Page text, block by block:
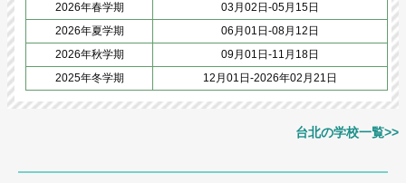
2026年春学期
03月02日-05月15日
2026年夏学期
06月01日-08月12日
2026年秋学期
09月01日-11月18日
2025年冬学期
12月01日-2026年02月21日
台北の学校一覧>>